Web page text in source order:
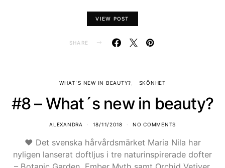
VIEW POST
SHARE
WHAT´S NEW IN BEAUTY? SKÖNHET
#8 – What´s new in beauty?
ALEXANDRA 18/11/2018 NO COMMENTS
♥ Det svenska hårvårdsmärket Maria Nila har
nyligen lanserat doftljus i tre naturinspirerade dofter